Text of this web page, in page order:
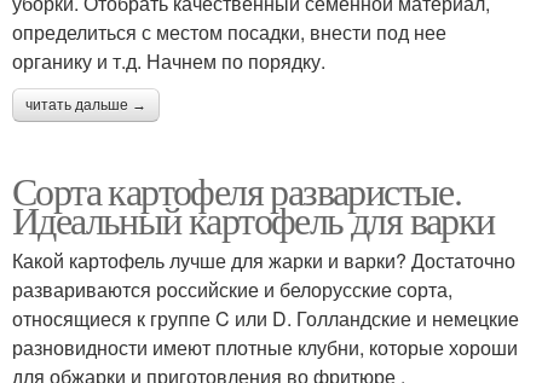
определиться с местом посадки, внести под нее
органику и т.д. Начнем по порядку.
читать дальше →
Сорта картофеля разваристые.
Идеальный картофель для варки
Какой картофель лучше для жарки и варки? Достаточно
развариваются российские и белорусские сорта,
относящиеся к группе C или D. Голландские и немецкие
разновидности имеют плотные клубни, которые хороши
для обжарки и приготовления во фритюре .